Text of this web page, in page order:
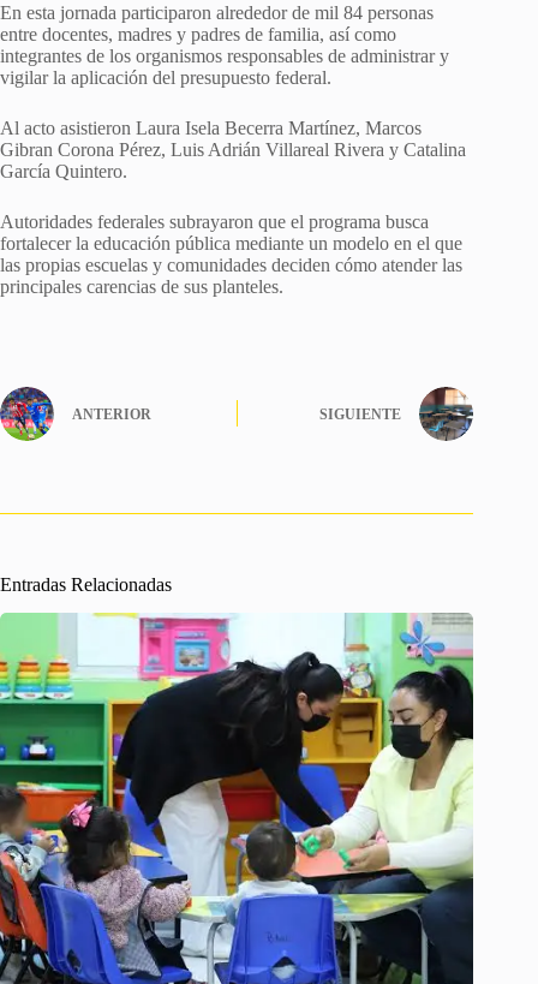
En esta jornada participaron alrededor de mil 84 personas
entre docentes, madres y padres de familia, así como
integrantes de los organismos responsables de administrar y
vigilar la aplicación del presupuesto federal.
Al acto asistieron Laura Isela Becerra Martínez, Marcos
Gibran Corona Pérez, Luis Adrián Villareal Rivera y Catalina
García Quintero.
Autoridades federales subrayaron que el programa busca
fortalecer la educación pública mediante un modelo en el que
las propias escuelas y comunidades deciden cómo atender las
principales carencias de sus planteles.
ANTERIOR SIGUIENTE
Entradas Relacionadas